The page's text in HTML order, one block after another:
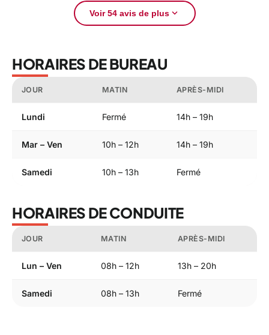
Voir 54 avis de plusexpand_more
HORAIRES DE BUREAU
JOUR MATIN APRÈS-MIDI
Lundi Fermé 14h – 19h
Mar – Ven 10h – 12h 14h – 19h
Samedi 10h – 13h Fermé
HORAIRES DE CONDUITE
JOUR MATIN APRÈS-MIDI
Lun – Ven 08h – 12h 13h – 20h
Samedi 08h – 13h Fermé